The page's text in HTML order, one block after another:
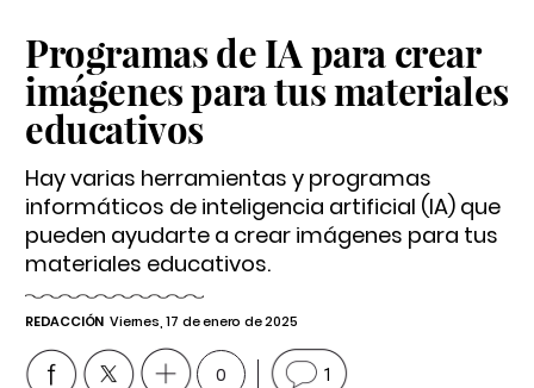
Programas de IA para crear
imágenes para tus materiales
educativos
Hay varias herramientas y programas
informáticos de inteligencia artificial (IA) que
pueden ayudarte a crear imágenes para tus
materiales educativos.
REDACCIÓN Viernes, 17 de enero de 2025
0 1